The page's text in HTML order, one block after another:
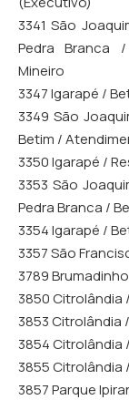
3341 São
Pedra Branca
Mineiro
3347 Igarapé /
3349 São
Betim /
3350 Igarapé /
3353 São
Pedra Branca /
3354 Igarapé /
3357 São
3789
3850 Citrolândia
3853 Citrolândia
3854 Citrolândia
3855 Citrolândia
3857 Parque